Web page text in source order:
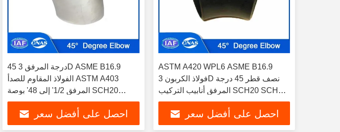
45 درجة المرفق 3D ASME B16.9
الفولاذ المقاوم للصدأ ASTM A403
المرفق 1/2' إلى 48' بوصة SCH20
SCH40 SCH80
احصل على أفضل سعر
ASTM A420 WPL6 ASME B16.9
فولاذ الكربون 3D نصف قطر 45 درجة
المرفق أنابيب التركيب SCH20 SCH30
SCH40
احصل على أفضل سعر